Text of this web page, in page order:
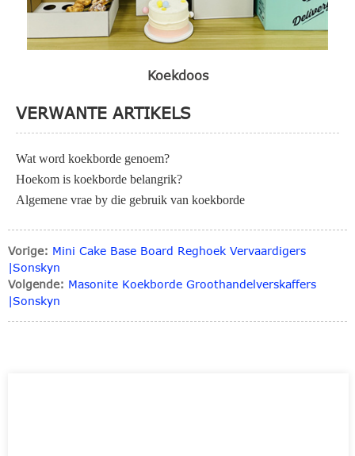
Koekdoos
VERWANTE ARTIKELS
Wat word koekborde genoem?
Hoekom is koekborde belangrik?
Algemene vrae by die gebruik van koekborde
Vorige: Mini Cake Base Board Reghoek Vervaardigers
|Sonskyn
Volgende: Masonite Koekborde Groothandelverskaffers
|Sonskyn